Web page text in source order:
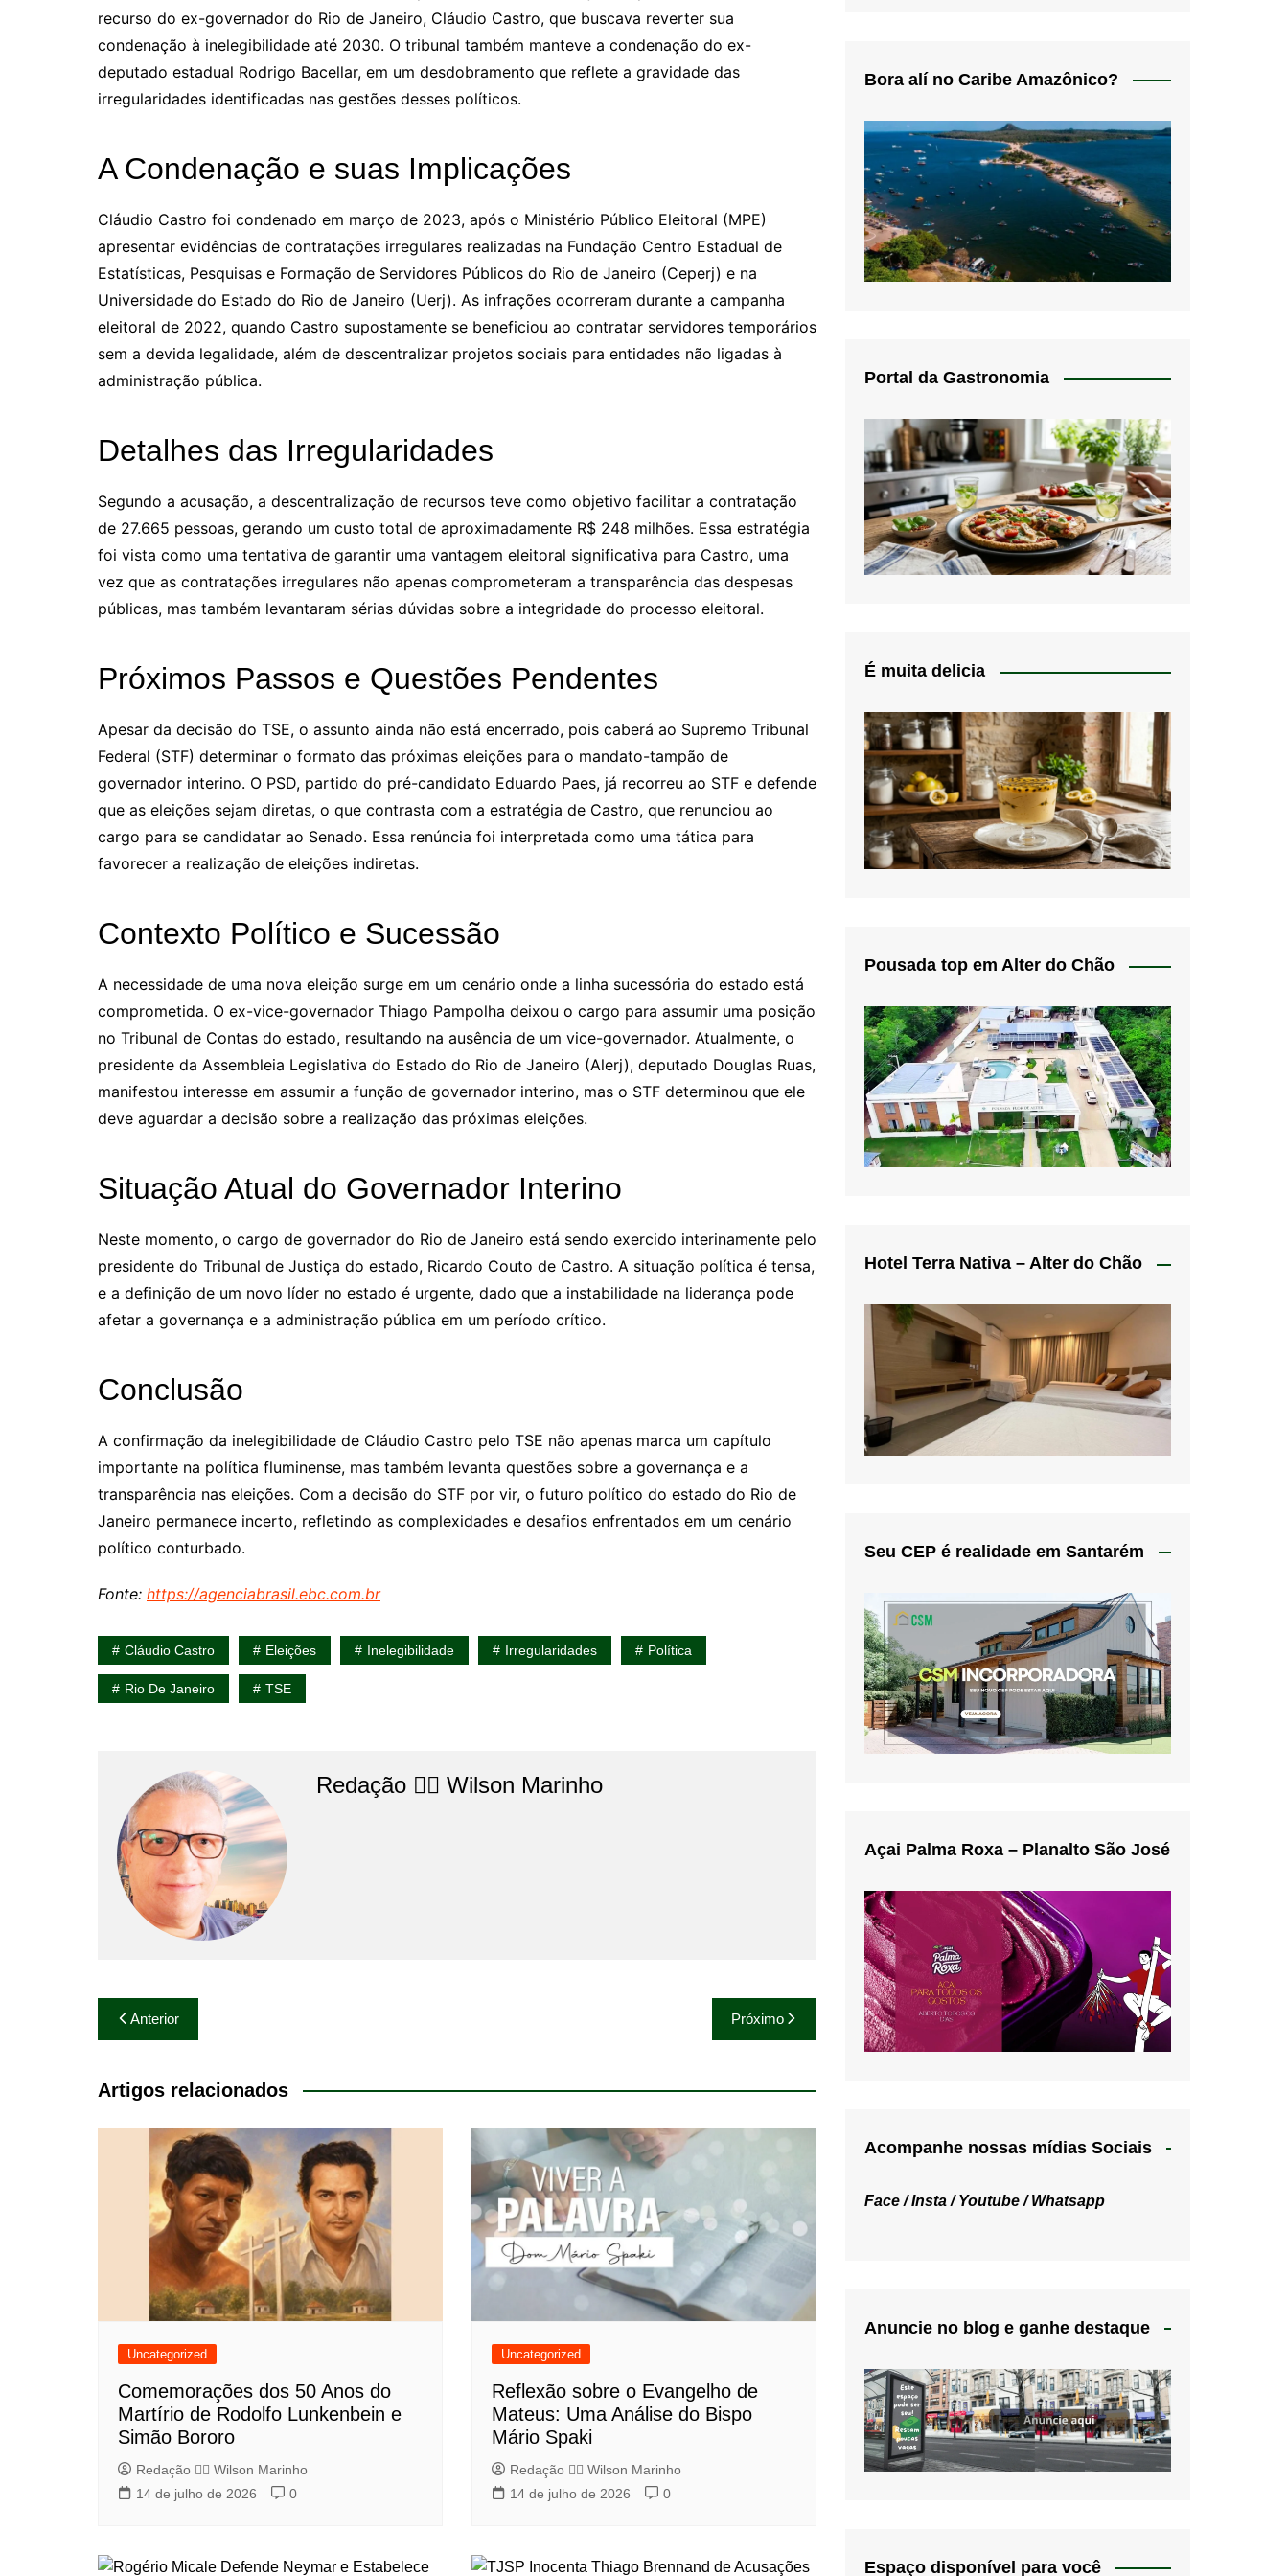
recurso do ex-governador do Rio de Janeiro, Cláudio Castro, que buscava reverter sua
condenação à inelegibilidade até 2030. O tribunal também manteve a condenação do ex-
deputado estadual Rodrigo Bacellar, em um desdobramento que reflete a gravidade das
irregularidades identificadas nas gestões desses políticos.
A Condenação e suas Implicações
Cláudio Castro foi condenado em março de 2023, após o Ministério Público Eleitoral (MPE)
apresentar evidências de contratações irregulares realizadas na Fundação Centro Estadual de
Estatísticas, Pesquisas e Formação de Servidores Públicos do Rio de Janeiro (Ceperj) e na
Universidade do Estado do Rio de Janeiro (Uerj). As infrações ocorreram durante a campanha
eleitoral de 2022, quando Castro supostamente se beneficiou ao contratar servidores temporários
sem a devida legalidade, além de descentralizar projetos sociais para entidades não ligadas à
administração pública.
Detalhes das Irregularidades
Segundo a acusação, a descentralização de recursos teve como objetivo facilitar a contratação
de 27.665 pessoas, gerando um custo total de aproximadamente R$ 248 milhões. Essa estratégia
foi vista como uma tentativa de garantir uma vantagem eleitoral significativa para Castro, uma
vez que as contratações irregulares não apenas comprometeram a transparência das despesas
públicas, mas também levantaram sérias dúvidas sobre a integridade do processo eleitoral.
Próximos Passos e Questões Pendentes
Apesar da decisão do TSE, o assunto ainda não está encerrado, pois caberá ao Supremo Tribunal
Federal (STF) determinar o formato das próximas eleições para o mandato-tampão de
governador interino. O PSD, partido do pré-candidato Eduardo Paes, já recorreu ao STF e defende
que as eleições sejam diretas, o que contrasta com a estratégia de Castro, que renunciou ao
cargo para se candidatar ao Senado. Essa renúncia foi interpretada como uma tática para
favorecer a realização de eleições indiretas.
Contexto Político e Sucessão
A necessidade de uma nova eleição surge em um cenário onde a linha sucessória do estado está
comprometida. O ex-vice-governador Thiago Pampolha deixou o cargo para assumir uma posição
no Tribunal de Contas do estado, resultando na ausência de um vice-governador. Atualmente, o
presidente da Assembleia Legislativa do Estado do Rio de Janeiro (Alerj), deputado Douglas Ruas,
manifestou interesse em assumir a função de governador interino, mas o STF determinou que ele
deve aguardar a decisão sobre a realização das próximas eleições.
Situação Atual do Governador Interino
Neste momento, o cargo de governador do Rio de Janeiro está sendo exercido interinamente pelo
presidente do Tribunal de Justiça do estado, Ricardo Couto de Castro. A situação política é tensa,
e a definição de um novo líder no estado é urgente, dado que a instabilidade na liderança pode
afetar a governança e a administração pública em um período crítico.
Conclusão
A confirmação da inelegibilidade de Cláudio Castro pelo TSE não apenas marca um capítulo
importante na política fluminense, mas também levanta questões sobre a governança e a
transparência nas eleições. Com a decisão do STF por vir, o futuro político do estado do Rio de
Janeiro permanece incerto, refletindo as complexidades e desafios enfrentados em um cenário
político conturbado.
Fonte: https://agenciabrasil.ebc.com.br
Cláudio Castro Eleições Inelegibilidade Irregularidades Política
Rio De Janeiro TSE
Redação 👨‍⚖️​ Wilson Marinho
Navegação
de
Post
Anterior Próximo
Artigos relacionados
Uncategorized
Comemorações dos 50 Anos do
Martírio de Rodolfo Lunkenbein e
Simão Bororo
Redação 👨‍⚖️​ Wilson Marinho
14 de julho de 2026
0
Uncategorized
Reflexão sobre o Evangelho de
Mateus: Uma Análise do Bispo
Mário Spaki
Redação 👨‍⚖️​ Wilson Marinho
14 de julho de 2026
0
Bora alí no Caribe Amazônico?
Portal da Gastronomia
É muita delicia
Pousada top em Alter do Chão
Hotel Terra Nativa – Alter do Chão
Seu CEP é realidade em Santarém
Açai Palma Roxa – Planalto São José
Acompanhe nossas mídias Sociais
Face /Insta /Youtube /Whatsapp
Anuncie no blog e ganhe destaque
Espaço disponível para você